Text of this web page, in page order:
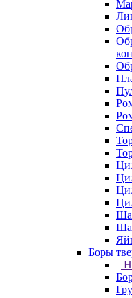
Боры